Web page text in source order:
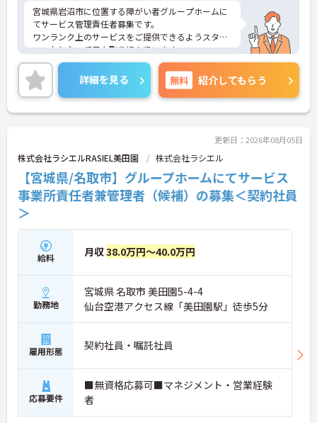
宮城県岩沼市に位置する障がい者グループホームに
てサービス管理責任者募集です。
ワンランク上のサービスをご提供できるようスタッ
フ一丸となって日々取り組んでいます。
ご興味ある方には、面接対策ポイントなど、さらに
詳細をお話しいたしますのでお気軽にご相談くださ
い！
詳細を見る 無料 紹介してもらう
更新日：2026年08月05日
株式会社ラシエルRASIEL美田園 株式会社ラシエル
【宮城県/名取市】グループホームにてサービス
事業所責任者兼管理者（候補）の募集＜契約社員
＞
給料 月収38.0万円～40.0万円
勤務地
宮城県 名取市 美田園5-4-4
仙台空港アクセス線「美田園駅」徒歩5分
雇用形態 契約社員・嘱託社員
応募要件
■無資格応募可■マネジメント・営業経験
者